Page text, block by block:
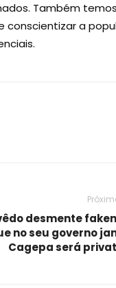
Também temos
conscientizar a
desmente
no seu governo
Cagepa será